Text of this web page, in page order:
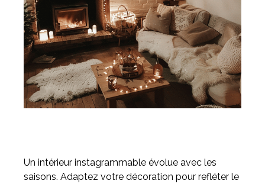
Un intérieur instagrammable évolue avec les
saisons. Adaptez votre décoration pour refléter le